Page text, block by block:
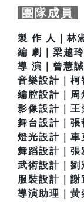
團隊成員
製 作 人｜林
編 劇｜梁越玲
導 演｜曾慧誠
音樂設計｜柯
編腔設計｜周
影像設計｜王
舞台設計｜張
燈光設計｜車
舞蹈設計｜張
武術設計｜劉
服裝設計｜謝
導演助理｜黃